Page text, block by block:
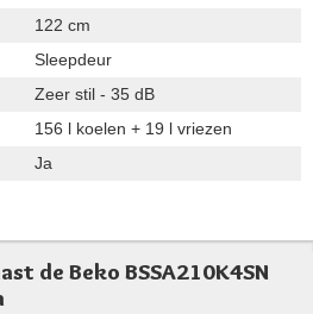
122 cm
Sleepdeur
Zeer stil - 35 dB
156 l koelen + 19 l vriezen
Ja
de Beko BSSA210K4SN